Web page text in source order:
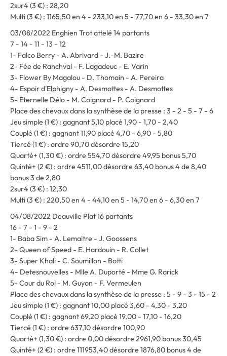
2sur4 (3 €) : 28,20
Multi (3 €) : 1165,50 en 4 - 233,10 en 5 - 77,70 en 6 - 33,30 en 7
03/08/2022 Enghien Trot attelé 14 partants
7 - 14 - 11 - 13 - 12
1- Falco Berry - A. Abrivard - J.-M. Bazire
2- Fée de Ranchval - F. Lagadeuc - E. Varin
3- Flower By Magalou - D. Thomain - A. Pereira
4- Espoir d'Elphigny - A. Desmottes - A. Desmottes
5- Eternelle Délo - M. Coignard - P. Coignard
Place des chevaux dans la synthèse de la presse : 3 - 2 - 5 - 7 - 6
Jeu simple (1 €) : gagnant 5,10 placé 1,90 - 1,70 - 2,40
Couplé (1 €) : gagnant 11,90 placé 4,70 - 6,90 - 5,80
Tiercé (1 €) : ordre 90,70 désordre 15,20
Quarté+ (1,30 €) : ordre 554,70 désordre 49,95 bonus 5,70
Quinté+ (2 €) : ordre 4511,00 désordre 63,40 bonus 4 de 8,40
bonus 3 de 2,80
2sur4 (3 €) : 12,30
Multi (3 €) : 220,50 en 4 - 44,10 en 5 - 14,70 en 6 - 6,30 en 7
04/08/2022 Deauville Plat 16 partants
16 - 7 - 1 - 9 - 2
1- Baba Sim - A. Lemaitre - J. Goossens
2- Queen of Speed - E. Hardouin - R. Collet
3- Super Khali - C. Soumillon - Botti
4- Detesnouvelles - Mlle A. Duporté - Mme G. Rarick
5- Cour du Roi - M. Guyon - F. Vermeulen
Place des chevaux dans la synthèse de la presse : 5 - 9 - 3 - 15 - 2
Jeu simple (1 €) : gagnant 10,00 placé 3,60 - 4,30 - 3,20
Couplé (1 €) : gagnant 69,20 placé 19,00 - 17,10 - 16,20
Tiercé (1 €) : ordre 637,10 désordre 100,90
Quarté+ (1,30 €) : ordre 0,00 désordre 2961,90 bonus 30,45
Quinté+ (2 €) : ordre 111953,40 désordre 1876,80 bonus 4 de